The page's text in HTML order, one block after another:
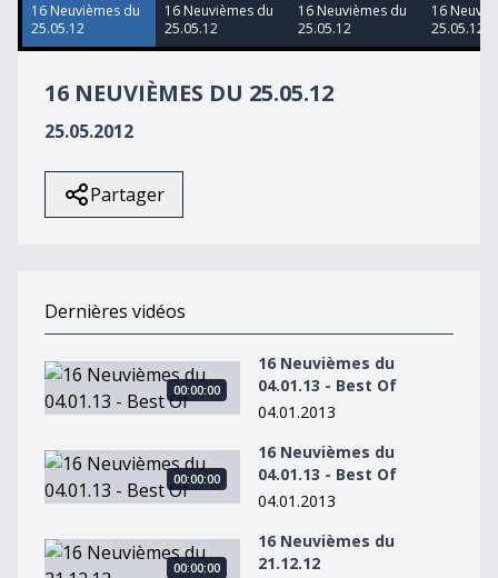
second
16 Neuvièmes du
25.05.12
16 Neuvièmes du
25.05.12
16 Neuvièmes du
25.05.12
16
25.05.12
16 NEUVIÈMES DU 25.05.12
25.05.2012
Partager
Dernières vidéos
16 Neuvièmes du 04.01.13 - Best Of
00:00:00
16 Neuvièmes du
04.01.13 - Best Of
04.01.2013
16 Neuvièmes du 04.01.13 - Best Of
00:00:00
16 Neuvièmes du
04.01.13 - Best Of
04.01.2013
16 Neuvièmes du 21.12.12
00:00:00
16 Neuvièmes du
21.12.12